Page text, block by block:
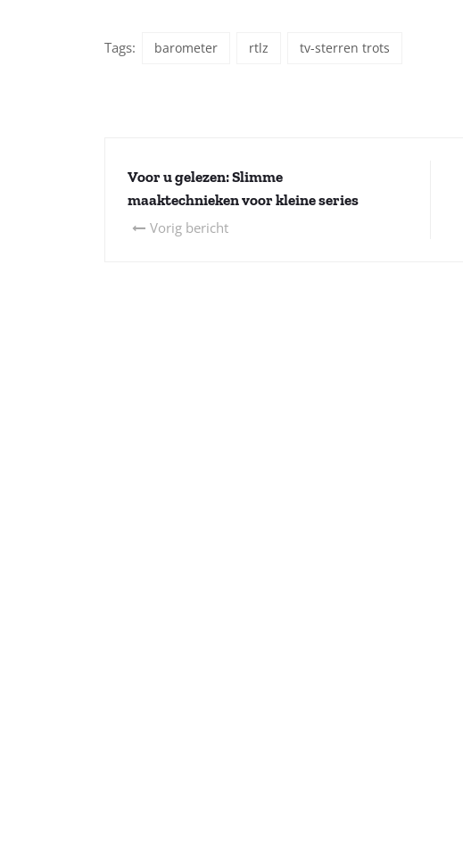
Tags: barometer rtlz tv-sterren trots
Voor u gelezen: Slimme
maaktechnieken voor kleine series
Vorig bericht